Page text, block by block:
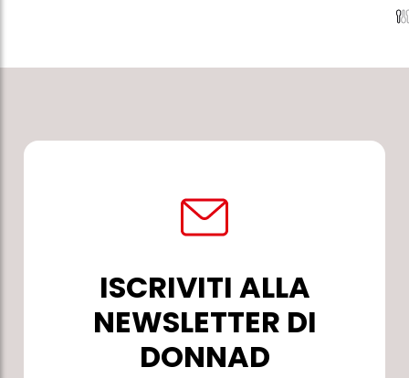
ISCRIVITI ALLA
NEWSLETTER DI
DONNAD